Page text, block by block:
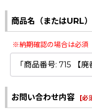
商品名（またはURL）
※納期確認の場合は必須
お問い合わせ内容 [必